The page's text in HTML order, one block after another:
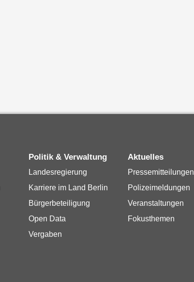
Politik & Verwaltung
Landesregierung
Karriere im Land Berlin
Bürgerbeteiligung
Open Data
Vergaben
Aktuelles
Pressemitteilungen
Polizeimeldungen
Veranstaltungen
Fokusthemen